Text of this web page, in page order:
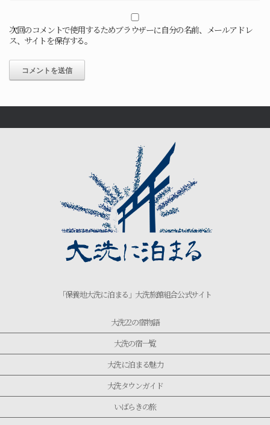
次回のコメントで使用するためブラウザーに自分の名前、メールアドレ
ス、サイトを保存する。
「保養地大洗に泊まる」大洗旅館組合公式サイト
大洗22の宿物語
大洗の宿一覧
大洗に泊まる魅力
大洗タウンガイド
いばらきの旅